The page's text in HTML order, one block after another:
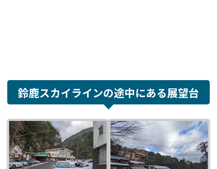
鈴鹿スカイラインの途中にある展望台